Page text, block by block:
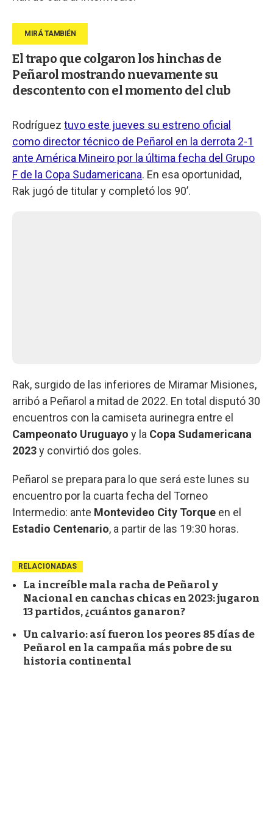
El trapo que colgaron los hinchas de
Peñarol mostrando nuevamente su
descontento con el momento del club
Rodríguez tuvo este jueves su estreno oficial
como director técnico de Peñarol en la derrota 2-1
ante América Mineiro por la última fecha del Grupo
F de la Copa Sudamericana. En esa oportunidad,
Rak jugó de titular y completó los 90’.
Rak, surgido de las inferiores de Miramar Misiones,
arribó a Peñarol a mitad de 2022. En total disputó 30
encuentros con la camiseta aurinegra entre el
Campeonato Uruguayo y la Copa Sudamericana
2023y convirtió dos goles.
Peñarol se prepara para lo que será este lunes su
encuentro por la cuarta fecha del Torneo
Intermedio: ante Montevideo City Torque en el
Estadio Centenario, a partir de las 19:30 horas.
RELACIONADAS
La increíble mala racha de Peñarol y
Nacional en canchas chicas en 2023: jugaron
13 partidos, ¿cuántos ganaron?
Un calvario: así fueron los peores 85 días de
Peñarol en la campaña más pobre de su
historia continental